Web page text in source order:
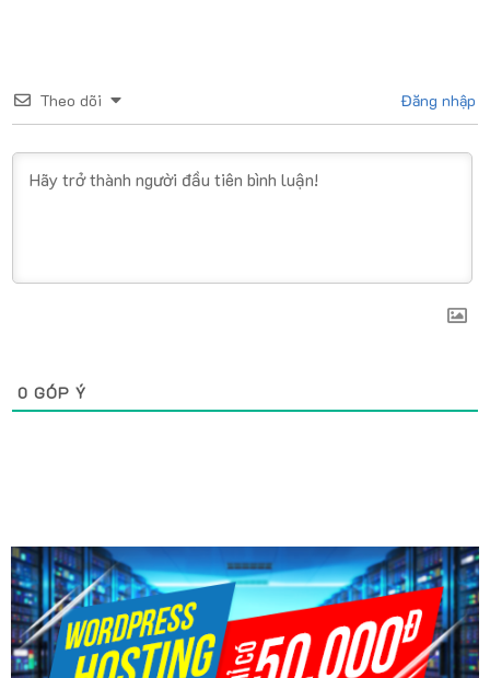
Theo dõi Đăng nhập
0 GÓP Ý